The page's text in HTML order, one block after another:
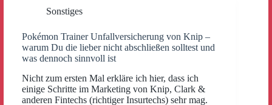
Sonstiges
Pokémon Trainer Unfallversicherung von Knip –
warum Du die lieber nicht abschließen solltest und
was dennoch sinnvoll ist
Nicht zum ersten Mal erkläre ich hier, dass ich
einige Schritte im Marketing von Knip, Clark &
anderen Fintechs (richtiger Insurtechs) sehr mag.